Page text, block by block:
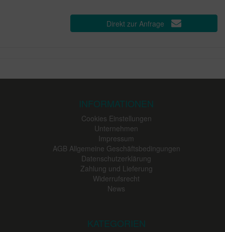
Direkt zur Anfrage
INFORMATIONEN
Cookies Einstellungen
Unternehmen
Impressum
AGB Allgemeine Geschäftsbedingungen
Datenschutzerklärung
Zahlung und Lieferung
Widerrufsrecht
News
KATEGORIEN